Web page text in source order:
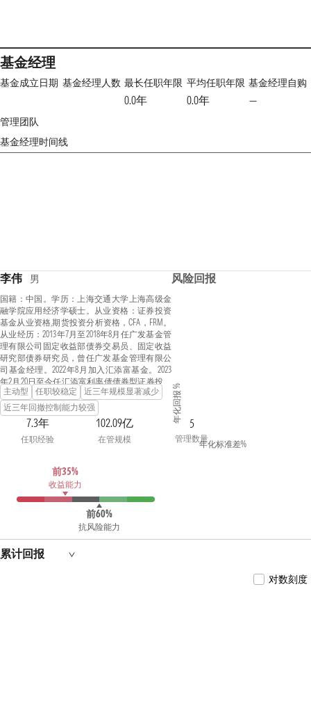
基金经理
基金成立日期 基金经理人数 最长任职年限
0.0年
平均任职年限
0.0年
基金经理自购
—
管理团队
基金经理时间线
李伟 男
国籍：中国。学历：上海交通大学上海高级金
融学院应用经济学硕士。从业资格：证券投资
基金从业资格,期货投资分析资格，CFA，FRM。
从业经历：2013年7月至2018年8月任广发基金管
理有限公司固定收益部债券交易员、固定收益
研究部债券研究员，曾任广发基金管理有限公
司基金经理。2022年8月加入汇添富基金。2023
年2月20日至今任汇添富利率债债券型证券投资
基金的基金经理。2023年2月20日至今任汇添富
鑫盛定期开放债券型发起式证券投资基金的基
金经理。2023年2月20日至今任汇添富鑫悦纯债
债券型证券投资基金的基金经理。2023年3月2日
至今任汇添富中债1-3年国开行债券指数证券投
富中债7-10年国开行债券指数证券投资基金的基
金经理。2023年6月20日至今任汇添富鑫荣纯债
债券型证券投资基金的基金经理。
主动型 任职较稳定
近三年规模显著减少
近三年回撤控制能力较强
7.3年
任职经验
102.09亿
在管规模
5
管理数量
前35%
收益能力
前60%
抗风险能力
风险回报
年化回报 %
年化标准差%
累计回报
对数刻度